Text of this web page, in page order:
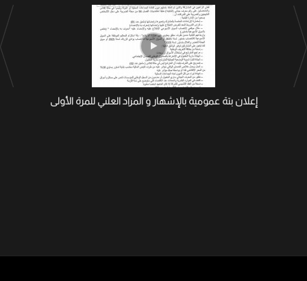
إعلان بتة عمومية بالإشهار و المزاد العلني للمرة الأولى